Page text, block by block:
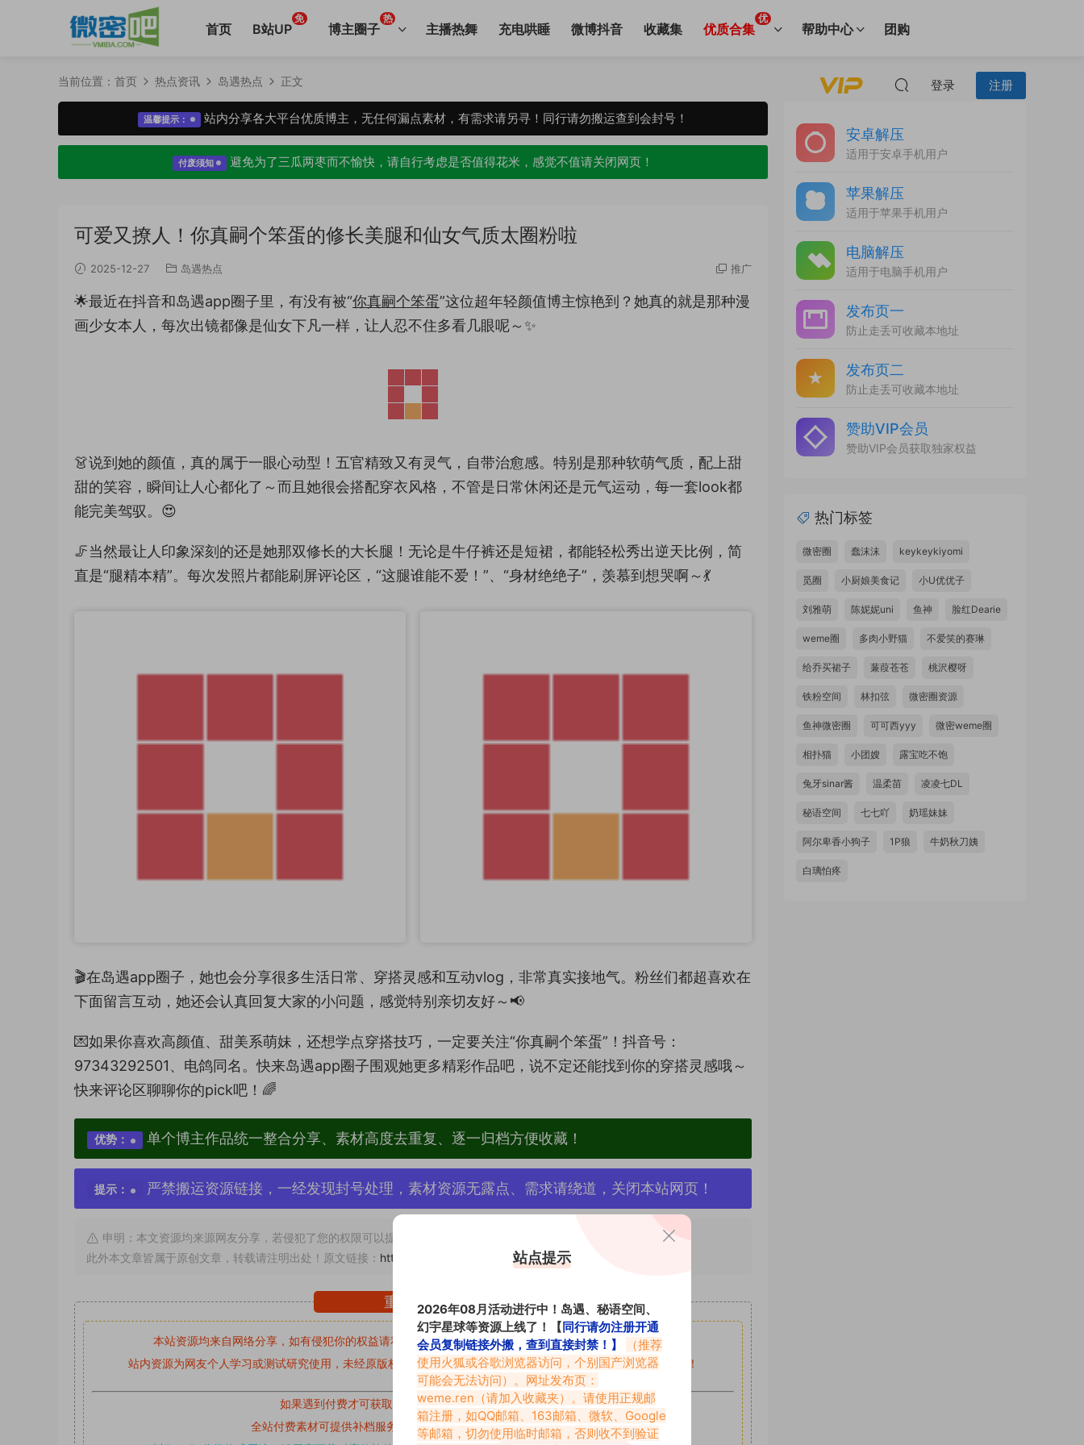
首页 B站UP
免
博主圈子
热
主播热舞 充电哄睡 微博抖音 收藏集 优质合集
优
帮助中心 团购
登录 注册
当前位置： 首页 热点资讯 岛遇热点 正文
温馨提示： 站内分享各大平台优质博主，无任何漏点素材，有需求请另寻！同行请勿搬运查到会封号！
付废须知 避免为了三瓜两枣而不愉快，请自行考虑是否值得花米，感觉不值请关闭网页！
可爱又撩人！你真嗣个笨蛋的修长美腿和仙女气质太圈粉啦
2025-12-27 岛遇热点 推广
🌟最近在抖音和岛遇app圈子里，有没有被“你真嗣个笨蛋”这位超年轻颜值博主惊艳到？她真的就是那种漫
画少女本人，每次出镜都像是仙女下凡一样，让人忍不住多看几眼呢～✨
👗说到她的颜值，真的属于一眼心动型！五官精致又有灵气，自带治愈感。特别是那种软萌气质，配上甜
甜的笑容，瞬间让人心都化了～而且她很会搭配穿衣风格，不管是日常休闲还是元气运动，每一套look都
能完美驾驭。😍
🦵当然最让人印象深刻的还是她那双修长的大长腿！无论是牛仔裤还是短裙，都能轻松秀出逆天比例，简
直是“腿精本精”。每次发照片都能刷屏评论区，“这腿谁能不爱！”、“身材绝绝子”，羡慕到想哭啊～💃
🎬在岛遇app圈子，她也会分享很多生活日常、穿搭灵感和互动vlog，非常真实接地气。粉丝们都超喜欢在
下面留言互动，她还会认真回复大家的小问题，感觉特别亲切友好～📢
💌如果你喜欢高颜值、甜美系萌妹，还想学点穿搭技巧，一定要关注“你真嗣个笨蛋”！抖音号：
97343292501、电鸽同名。快来岛遇app圈子围观她更多精彩作品吧，说不定还能找到你的穿搭灵感哦～
快来评论区聊聊你的pick吧！🌈
优势： 单个博主作品统一整合分享、素材高度去重复、逐一归档方便收藏！
提示： 严禁搬运资源链接，一经发现封号处理，素材资源无露点、需求请绕道，关闭本站网页！
申明：本文资源均来源网友分享，若侵犯了您的权限可以提交工单处理。
此外本文章皆属于原创文章，转载请注明出处！原文链接： https://www.vmiba.com/18481.html
重要声明
本站资源均来自网络分享，如有侵犯你的权益请私信留言收到留言后，我们会第一时间进行审核后删除。
站内资源为网友个人学习或测试研究使用，未经原版权作者许可,禁止用于任何商业途径！请在下载24小时内删除！
如果遇到付费才可获取的素材，建议升级对应的VIP。
全站付费素材可提供补档服务
均有备份”， 素材以主流网盘分享。
安卓解压
适用于安卓手机用户
苹果解压
适用于苹果手机用户
电脑解压
适用于电脑手机用户
发布页一
防止走丢可收藏本地址
发布页二
防止走丢可收藏本地址
赞助VIP会员
赞助VIP会员获取独家权益
热门标签
微密圈 蠢沫沫 keykeykiyomi
觅圈 小厨娘美食记 小U优优子
刘雅萌 陈妮妮uni 鱼神 脸红Dearie
weme圈 多肉小野猫 不爱笑的赛琳
给乔买裙子 蒹葭苍苍 桃沢樱呀
铁粉空间 林扣弦 微密圈资源
鱼神微密圈 可可西yyy 微密weme圈
相扑猫 小团嫂 露宝吃不饱
兔牙sinar酱 温柔苗 凌凌七DL
秘语空间 七七吖 奶瑶妹妹
阿尔卑香小狗子 1P狼 牛奶秋刀姨
白璃怕疼
站点提示
2026年08月活动进行中！岛遇、秘语空间、
幻宇星球等资源上线了！【同行请勿注册开通
会员复制链接外搬，查到直接封禁！】
（推荐
使用火狐或谷歌浏览器访问，个别国产浏览器
可能会无法访问）。网址发布页：
weme.ren （请加入收藏夹）。请使用正规邮
箱注册，如QQ邮箱、163邮箱、微软、Google
等邮箱，切勿使用临时邮箱，否则收不到验证